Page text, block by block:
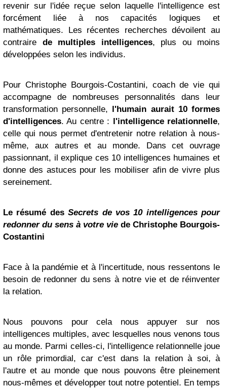
revenir sur l'idée reçue selon laquelle l'intelligence est
forcément liée à nos capacités logiques et
mathématiques. Les récentes recherches dévoilent au
contraire de multiples intelligences, plus ou moins
développées selon les individus.
Pour Christophe Bourgois-Costantini, coach de vie qui
accompagne de nombreuses personnalités dans leur
transformation personnelle, l'humain aurait 10 formes
d'intelligences. Au centre : l'intelligence relationnelle,
celle qui nous permet d'entretenir notre relation à nous-
même, aux autres et au monde. Dans cet ouvrage
passionnant, il explique ces 10 intelligences humaines et
donne des astuces pour les mobiliser afin de vivre plus
sereinement.
Le résumé desSecrets de vos 10 intelligences pour
redonner du sens à votre vie de Christophe Bourgois-
Costantini
Face à la pandémie et à l'incertitude, nous ressentons le
besoin de redonner du sens à notre vie et de réinventer
la relation.
Nous pouvons pour cela nous appuyer sur nos
intelligences multiples, avec lesquelles nous venons tous
au monde. Parmi celles-ci, l'intelligence relationnelle joue
un rôle primordial, car c'est dans la relation à soi, à
l'autre et au monde que nous pouvons être pleinement
nous-mêmes et développer tout notre potentiel. En temps